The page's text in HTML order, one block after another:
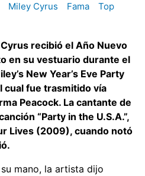
Miley Cyrus Fama
Top
recibió el Año Nuevo
en su vestuario durante el
New Year’s Eve Party
cual fue trasmitido vía
Peacock. La cantante de
“Party in the U.S.A.”,
Lives (2009), cuando notó
mano, la artista dijo